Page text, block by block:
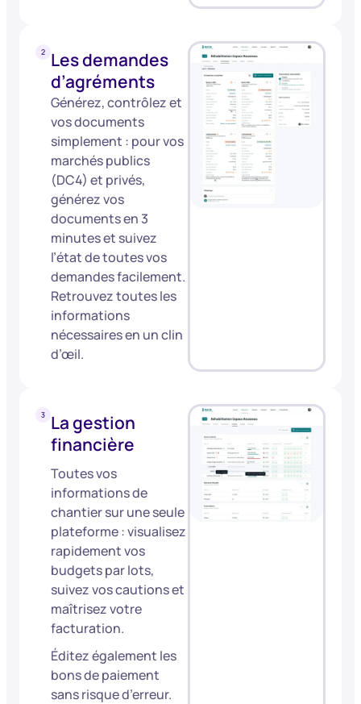
Les demandes
d’agréments
Générez, contrôlez et
vos documents
simplement : pour vos
marchés publics
(DC4) et privés,
générez vos
documents en 3
minutes et suivez
l’état de toutes vos
demandes facilement.
Retrouvez toutes les
informations
nécessaires en un clin
d’œil.
La gestion
financière
Toutes vos
informations de
chantier sur une seule
plateforme : visualisez
rapidement vos
budgets par lots,
suivez vos cautions et
maîtrisez votre
facturation.
Éditez également les
bons de paiement
sans risque d’erreur.